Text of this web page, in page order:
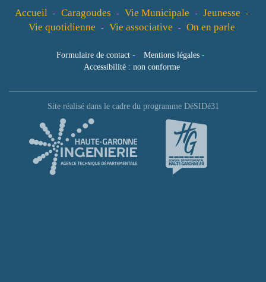
Accueil - Caragoudes - Vie Municipale - Jeunesse -
Vie quotidienne - Vie associative - On en parle
Formulaire de contact- Mentions légales-
Accessibilité : non conforme
Site réalisé dans le cadre du programme DéSIDé31